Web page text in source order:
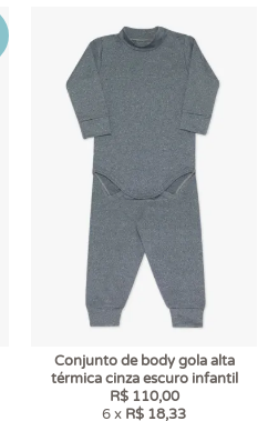
Conjunto de body gola alta
térmica cinza escuro infantil
R$ 110,00
6 x R$ 18,33